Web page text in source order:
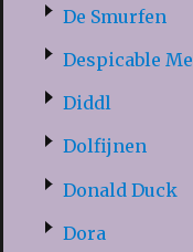
De Smurfen
Despicable Me
Diddl
Dolfijnen
Donald Duck
Dora